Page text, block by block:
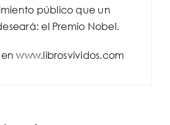
público que un
el Premio Nobel.
www.librosvividos.com